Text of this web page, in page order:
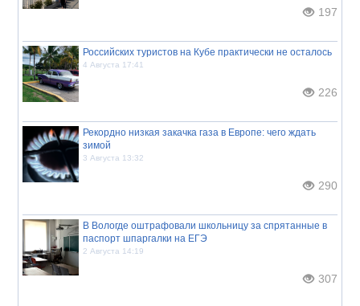
197
Российских туристов на Кубе практически не осталось
4 Августа 17:41
226
Рекордно низкая закачка газа в Европе: чего ждать
зимой
3 Августа 13:32
290
В Вологде оштрафовали школьницу за спрятанные в
паспорт шпаргалки на ЕГЭ
2 Августа 14:19
307